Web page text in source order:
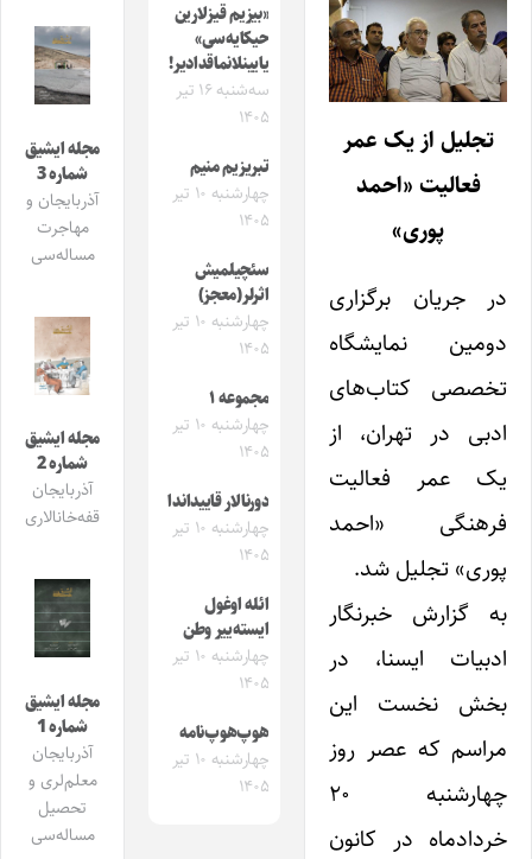
تجلیل از یک عمر
فعالیت «احمد
پوری»
در جریان برگزاری
دومین نمایشگاه
تخصصی کتاب‌های
ادبی در تهران، از
یک عمر فعالیت
فرهنگی «احمد
پوری» تجلیل شد.
به گزارش خبرنگار
ادبیات ایسنا، در
بخش نخست این
مراسم که عصر روز
چهارشنبه ۲۰
خردادماه در کانون
«بیزیم قیزلارین
حیکایه‌سی»
یایینلانماقدادیر!
سه‌شنبه ۱۶ تیر
۱۴۰۵
تبریزیم منیم
چهارشنبه ۱۰ تیر
۱۴۰۵
سئچیلمیش
اثرلر(معجز)
چهارشنبه ۱۰ تیر
۱۴۰۵
مجموعه ۱
چهارشنبه ۱۰ تیر
۱۴۰۵
دورنالار قاییداندا
چهارشنبه ۱۰ تیر
۱۴۰۵
ائله اوغول
ایسته‌ییر وطن
چهارشنبه ۱۰ تیر
۱۴۰۵
هوپ‌هوپ‌نامه
چهارشنبه ۱۰ تیر
۱۴۰۵
مجله ایشیق
شماره 3
آذربایجان و
مهاجرت
مساله‌سی
مجله ایشیق
شماره 2
آذربایجان
قفه‌خانالاری
مجله ایشیق
شماره 1
آذربایجان
معلم‌لری و
تحصیل
مساله‌سی